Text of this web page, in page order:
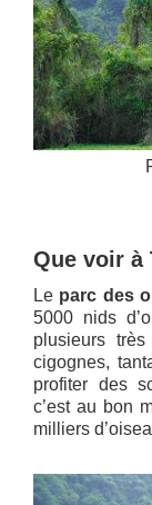
Que voir à
Le parc des
5000 nids
plusieurs
cigognes,
profiter des
c’est au bon
milliers